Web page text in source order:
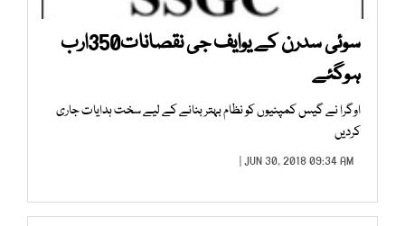
سوئی سدرن کے یوایف جی نقصانات350ارب
ہوگئے
اوگرا نے گیس کمپنیوں کو نظام بہتر بنانے کے لیے سخت ہدایات جاری
کردیں
JUN 30, 2018 09:34 AM |